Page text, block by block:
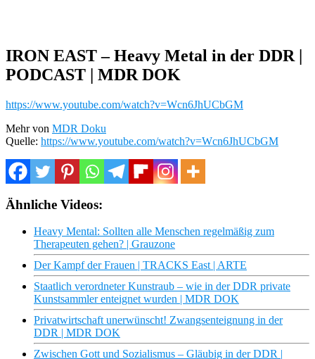
IRON EAST – Heavy Metal in der DDR |
PODCAST | MDR DOK
https://www.youtube.com/watch?v=Wcn6JhUCbGM
Mehr von MDR Doku
Quelle: https://www.youtube.com/watch?v=Wcn6JhUCbGM
Ähnliche Videos:
Heavy Mental: Sollten alle Menschen regelmäßig zum
Therapeuten gehen? | Grauzone
Der Kampf der Frauen | TRACKS East | ARTE
Staatlich verordneter Kunstraub – wie in der DDR private
Kunstsammler enteignet wurden | MDR DOK
Privatwirtschaft unerwünscht! Zwangsenteignung in der
DDR | MDR DOK
Zwischen Gott und Sozialismus – Gläubig in der DDR |